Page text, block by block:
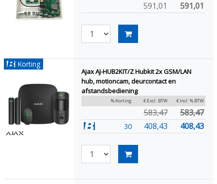
591,01 591,01
Korting
Ajax AJ-HUB2KIT/Z Hubkit 2x GSM/LAN
hub, motioncam, deurcontact en
afstandsbediening
% Korting € Excl. BTW € Incl. % BTW
583,47 583,47
30 408,43 408,43